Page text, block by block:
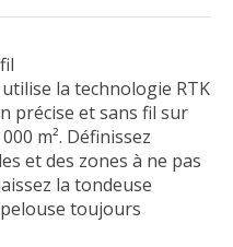
la technologie RTK
précise et sans fil sur
m². Définissez
et des zones à ne pas
la tondeuse
toujours